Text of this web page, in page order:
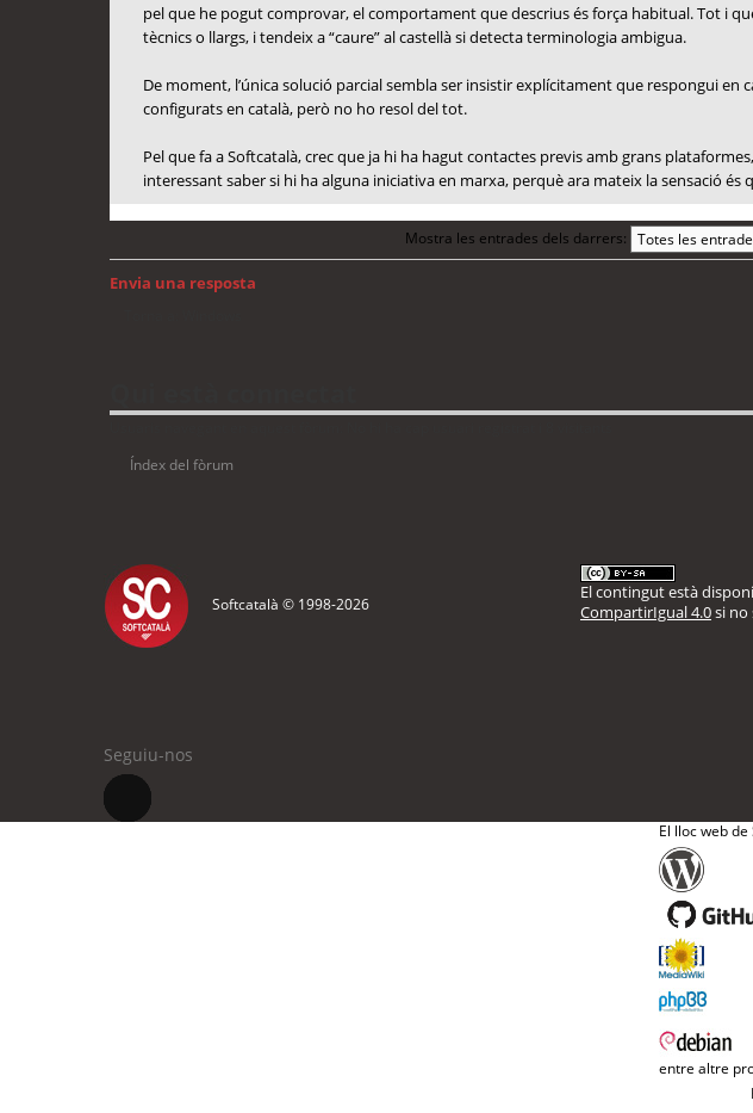
pel que he pogut comprovar, el comportament que descrius és força habitual. Tot i
tècnics o llargs, i tendeix a “caure” al castellà si detecta terminologia ambigua.
De moment, l’única solució parcial sembla ser insistir explícitament que respongui
configurats en català, però no ho resol del tot.
Pel que fa a Softcatalà, crec que ja hi ha hagut contactes previs amb grans
interessant saber si hi ha alguna iniciativa en marxa, perquè ara mateix la sensació és
Mostra les entrades dels darrers:
Envia una resposta
Índex del fòrum
Softcatalà © 1998-2026
El contingut està
CompartirIgual 4.0si no
Seguiu-nos
El lloc web
entre altre